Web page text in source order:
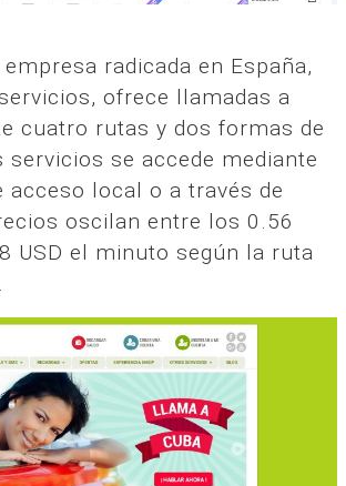
empresa radicada en España,
ofrece llamadas a
cuatro rutas y dos formas de
servicios se accede mediante
acceso local o a través de
oscilan entre los 0.56
USD el minuto según la ruta